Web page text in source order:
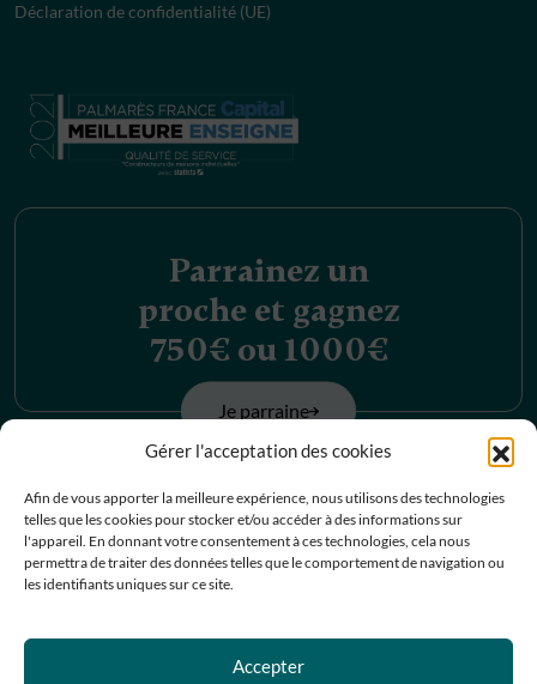
Gérer l'acceptation des cookies
Afin de vous apporter la meilleure expérience, nous utilisons des technologies
telles que les cookies pour stocker et/ou accéder à des informations sur
l'appareil. En donnant votre consentement à ces technologies, cela nous
permettra de traiter des données telles que le comportement de navigation ou
les identifiants uniques sur ce site.
Accepter
Déclaration de confidentialité (UE)
Parrainez un
proche et gagnez
750€ ou 1000€
Je parraine
Découvrez nos
offres d’emplois
Contactez-nous